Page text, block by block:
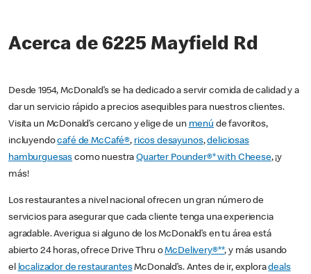
Acerca de 6225 Mayfield Rd
Desde 1954, McDonald’s se ha dedicado a servir comida de calidad y a
dar un servicio rápido a precios asequibles para nuestros clientes.
Visita un McDonald’s cercano y elige de un menú de favoritos,
incluyendocafé de McCafé®, ricos desayunos,deliciosas
hamburguesas como nuestraQuarter Pounder®* with Cheese, ¡y
más!
Los restaurantes a nivel nacional ofrecen un gran número de
servicios para asegurar que cada cliente tenga una experiencia
agradable. Averigua si alguno de los McDonald’s en tu área está
abierto 24 horas, ofrece Drive Thru oMcDelivery®**, y más usando
el localizador de restaurantesMcDonald’s. Antes de ir, exploradeals